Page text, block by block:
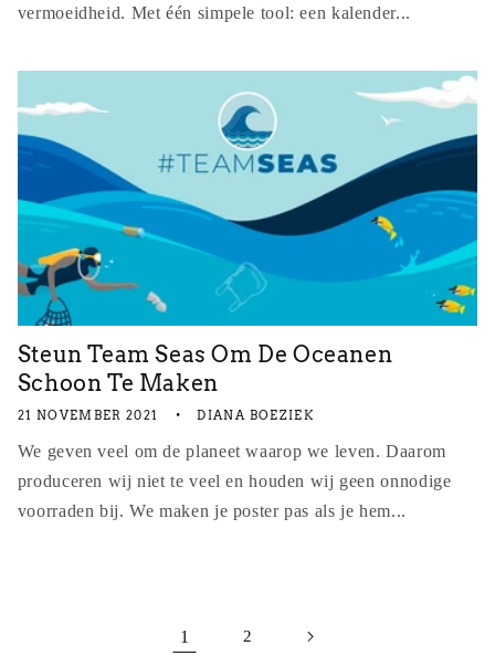
vermoeidheid. Met één simpele tool: een kalender...
Steun Team Seas Om De Oceanen
Schoon Te Maken
21 NOVEMBER 2021 DIANA BOEZIEK
We geven veel om de planeet waarop we leven. Daarom
produceren wij niet te veel en houden wij geen onnodige
voorraden bij. We maken je poster pas als je hem...
1 2